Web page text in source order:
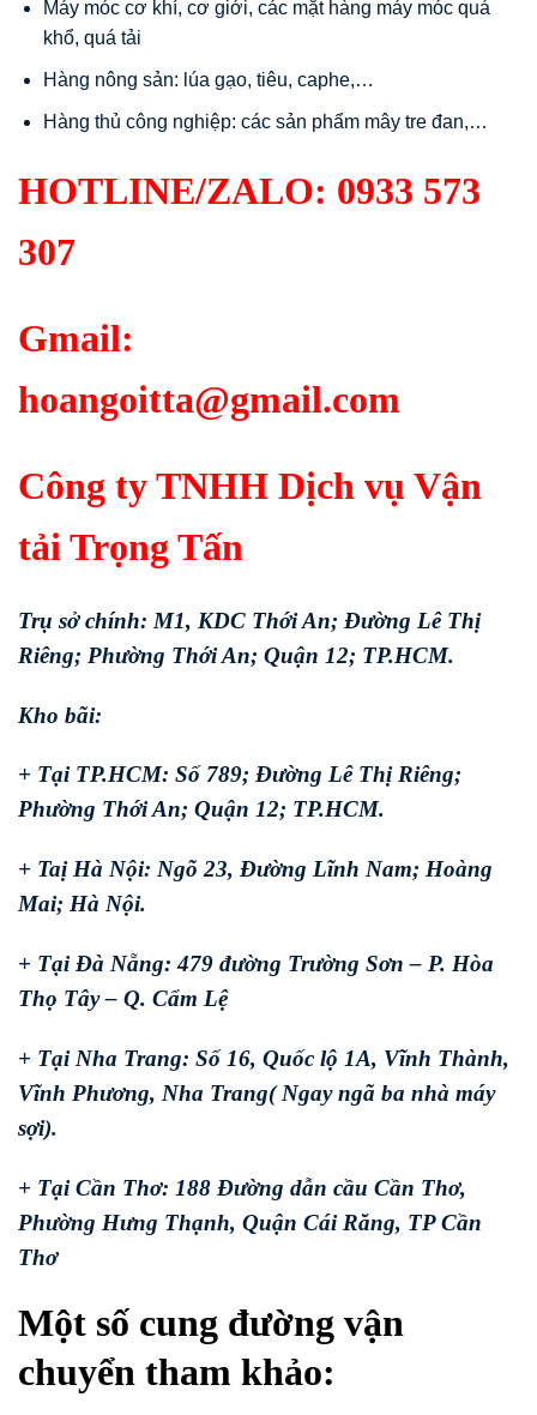
Máy móc cơ khí, cơ giới, các mặt hàng máy móc quá
khổ, quá tải
Hàng nông sản: lúa gạo, tiêu, caphe,…
Hàng thủ công nghiệp: các sản phẩm mây tre đan,…
HOTLINE/ZALO: 0933 573
307
Gmail:
hoangoitta@gmail.com
Công ty TNHH Dịch vụ Vận
tải Trọng Tấn
Trụ sở chính: M1, KDC Thới An; Đường Lê Thị
Riêng; Phường Thới An; Quận 12; TP.HCM.
Kho bãi:
+ Tại TP.HCM: Số 789; Đường Lê Thị Riêng;
Phường Thới An; Quận 12; TP.HCM.
+ Taị Hà Nội: Ngõ 23, Đường Lĩnh Nam; Hoàng
Mai; Hà Nội.
+ Tại Đà Nẵng: 479 đường Trường Sơn – P. Hòa
Thọ Tây – Q. Cẩm Lệ
+ Tại Nha Trang: Số 16, Quốc lộ 1A, Vĩnh Thành,
Vĩnh Phương, Nha Trang( Ngay ngã ba nhà máy
sợi).
+ Tại Cần Thơ: 188 Đường dẫn cầu Cần Thơ,
Phường Hưng Thạnh, Quận Cái Răng, TP Cần
Thơ
Một số cung đường vận
chuyển tham khảo: